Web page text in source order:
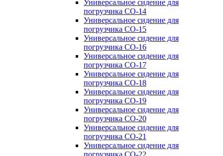
Универсальное сидение для
погрузчика CO-14
Универсальное сидение для
погрузчика CO-15
Универсальное сидение для
погрузчика CO-16
Универсальное сидение для
погрузчика CO-17
Универсальное сидение для
погрузчика CO-18
Универсальное сидение для
погрузчика CO-19
Универсальное сидение для
погрузчика CO-20
Универсальное сидение для
погрузчика CO-21
Универсальное сидение для
погрузчика CO-22